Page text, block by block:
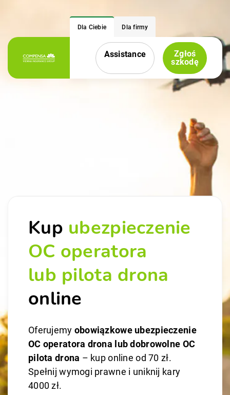
Dla Ciebie Dla firmy
Menu nawigacyjne
Assistance
Zgłoś
szkodę
Kup ubezpieczenie
OC operatora
lub pilota drona
online
Oferujemy obowiązkowe ubezpieczenie
OC operatora drona lub dobrowolne OC
pilota drona – kup online od 70 zł.
Spełnij wymogi prawne i uniknij kary
4000 zł.